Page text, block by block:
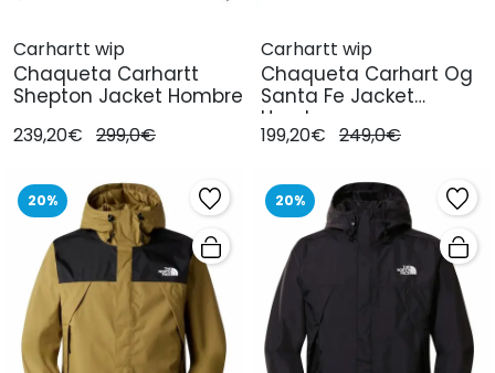
Carhartt wip
Chaqueta Carhartt
Shepton Jacket Hombre
239,20€ 299,0€
Carhartt wip
Chaqueta Carhart Og
Santa Fe Jacket
Hombre
199,20€ 249,0€
20% 20%